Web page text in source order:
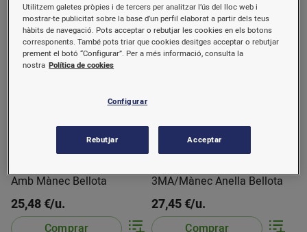
Amb Mànec Bellota
25,48 €/u.
Comprar
3MA/Mànec Anella Bellota
27,45 €/u.
Comprar
Utilitzem galetes pròpies i de tercers per analitzar l’ús del lloc web i
mostrar-te publicitat sobre la base d’un perfil elaborat a partir dels teus
hàbits de navegació. Pots acceptar o rebutjar les cookies en els botons
corresponents. També pots triar que cookies desitges acceptar o rebutjar
prement el botó “Configurar”. Per a més informació, consulta la
nostra Política de cookies
Configurar
Rebutjar Acceptar